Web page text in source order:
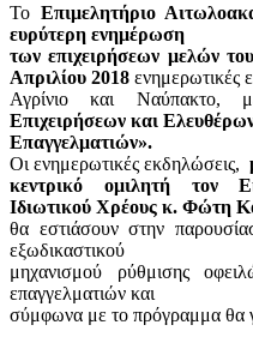
Το Επιμελητήριο
ευρύτερη ενημέρωση
των επιχειρήσεων μελών
Απριλίου 2018 ενημερωτικές
Αγρίνιο και Ναύπακτο,
Επιχειρήσεων και
Επαγγελματιών».
Οι ενημερωτικές εκδηλώσεις,
κεντρικό ομιλητή τον
Ιδιωτικού Χρέους κ. Φώτη
θα εστιάσουν στην
εξωδικαστικού
μηχανισμού ρύθμισης
επαγγελματιών και
σύμφωνα με το πρόγραμμα θα